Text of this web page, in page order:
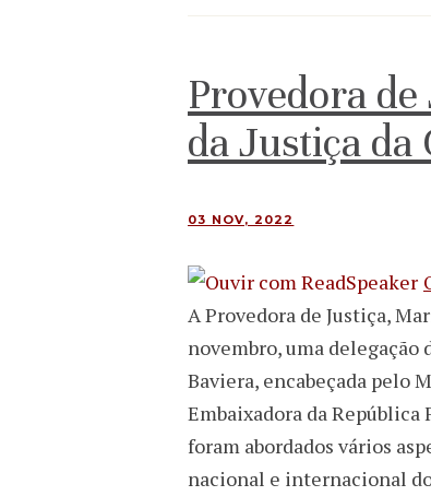
Provedora
da Justiça da
03 NOV, 2022
A Provedora de Justiça,
novembro, uma delegação
Baviera, encabeçada pelo
Embaixadora da
foram abordados vários
nacional e internacional